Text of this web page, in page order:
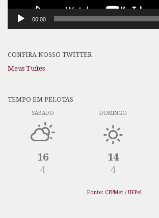
00:00
CONFIRA NOSSO TWITTER
Meus Tuítes
TEMPO EM PELOTAS
SÁBADO
16
4
DOMINGO
14
4
Fonte: CPPMet / UFPel